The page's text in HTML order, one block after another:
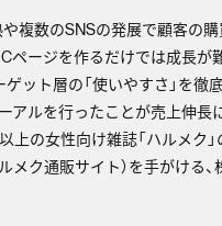
複数のSNSの発展で顧客の
ページを作るだけでは成長が
ゲット層の「使いやすさ」を徹
アルを行ったことが売上伸長
上の女性向け雑誌「ハルメク
ルメク通販サイト）を手がける